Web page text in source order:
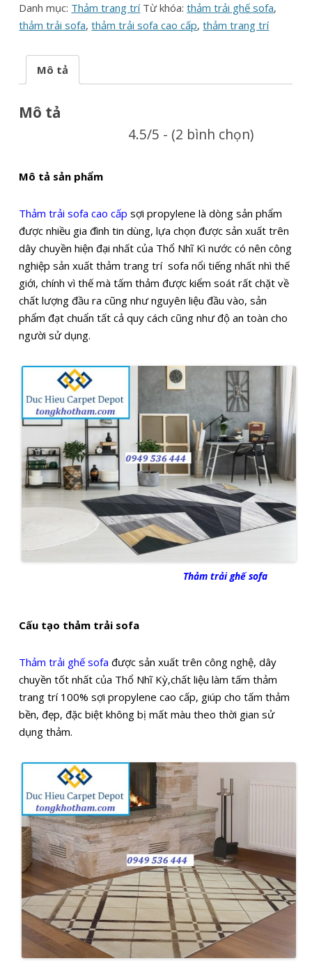
Danh mục: Thảm trang trí Từ khóa:thảm trải ghế sofa,
thảm trải sofa,thảm trải sofa cao cấp,thảm trang trí
Mô tả
Mô tả
4.5/5 - (2 bình chọn)
Mô tả sản phẩm
Thảm trải sofa cao cấp sợi propylene là dòng sản phẩm
được nhiều gia đình tin dùng, lựa chọn được sản xuất trên
dây chuyền hiện đại nhất của Thổ Nhĩ Kì nước có nên công
nghiệp sản xuất thảm trang trí sofa nổi tiếng nhất nhì thế
giới, chính vì thế mà tấm thảm được kiểm soát rất chặt về
chất lượng đầu ra cũng như nguyên liệu đầu vào, sản
phẩm đạt chuẩn tất cả quy cách cũng như độ an toàn cho
người sử dụng.
Thảm trải ghế sofa
Cấu tạo thảm trải sofa
Thảm trải ghế sofa được sản xuất trên công nghệ, dây
chuyền tốt nhất của Thổ Nhĩ Kỳ,chất liệu làm tấm thảm
trang trí 100% sợi propylene cao cấp, giúp cho tấm thảm
bền, đẹp, đặc biệt không bị mất màu theo thời gian sử
dụng thảm.